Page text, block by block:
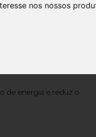
nos nossos
de energia e reduz o